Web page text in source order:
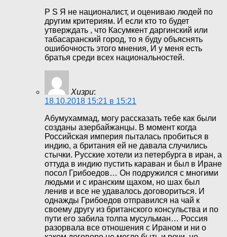
P S Я не националист, и оцениваю людей по
другим критериям. И если кто то будет
утверждать , что Касумкент даргинский или
табасаранский город, то я буду объяснять
ошибочность этого мнения, И у меня есть
братья среди всех национальностей.
Хизри:
18.10.2018 15:21 в 15:21
Абумухаммад, могу рассказать тебе как были
созданы азербайжанцы. В момент когда
Российская империя пыталась пробиться в
индию, а британия ей не давала случились
стычки. Русские хотели из петербурга в иран, а
оттуда в индию пустить караван и был в Иране
посол Грибоедов… Он подружился с многими
людьми и с иранским щахом, но шах был
ленив и все не удавалось договориться. И
однажды Грибоедов отправился на чай к
своему другу из британского консульства и по
пути его забила толпа мусульман… Россия
разорвала все отношения с Ираном и ни о